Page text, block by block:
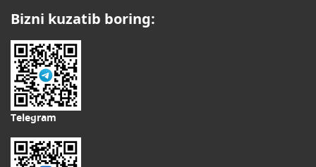
Bizni kuzatib boring:
Telegram